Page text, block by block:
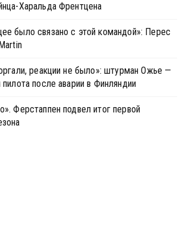
Харальда Френтцена
было связано с этой командой»: Перес
реакции не было»: штурман Ожье —
после аварии в Финляндии
Ферстаппен подвел итог первой